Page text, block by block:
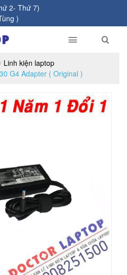
2- Thứ 7)
)
Linh kiện laptop
G4 Adapter ( Original )